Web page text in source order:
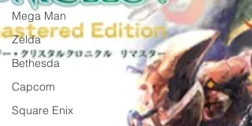
Mega Man
Zelda
Bethesda
Capcom
Square Enix